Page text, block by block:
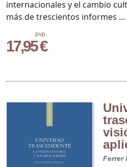
pvp.
17,95 €
internacionales y el cambio
más de trescientos informes ...
Ferrer